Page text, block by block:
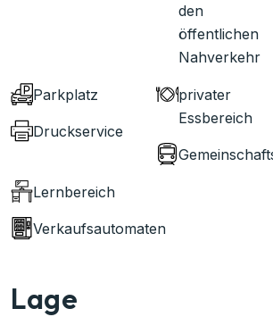
den
öffentlichen
Nahverkehr
Parkplatz
Druckservice
privater
Essbereich
Lernbereich
Verkaufsautomaten
Lage